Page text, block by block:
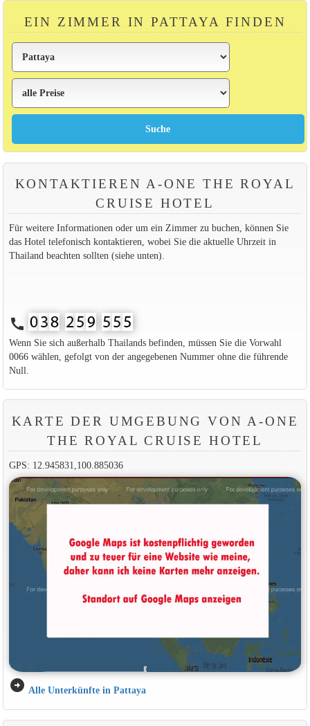
EIN ZIMMER IN PATTAYA FINDEN
KONTAKTIEREN A-ONE THE ROYAL
CRUISE HOTEL
Für weitere Informationen oder um ein Zimmer zu buchen, können Sie
das Hotel telefonisch kontaktieren, wobei Sie die aktuelle Uhrzeit in
Thailand beachten sollten (siehe unten).
call
Wenn Sie sich außerhalb Thailands befinden, müssen Sie die Vorwahl
0066 wählen, gefolgt von der angegebenen Nummer ohne die führende
Null.
KARTE DER UMGEBUNG VON A-ONE
THE ROYAL CRUISE HOTEL
GPS: 12.945831,100.885036
arrow_circle_right Alle Unterkünfte in Pattaya